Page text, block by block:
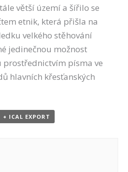
větší území a šířilo se
etnik, která přišla na
velkého stěhování
jedinečnou možnost
písma ve
hlavních křesťanských
+ ICAL EXPORT